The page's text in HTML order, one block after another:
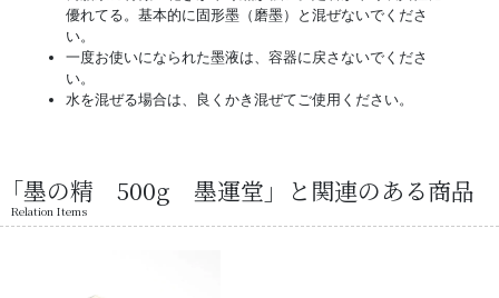
優れてる。基本的に固形墨（磨墨）と混ぜないでくださ
い。
一度お使いになられた墨液は、容器に戻さないでくださ
い。
水を混ぜる場合は、良くかき混ぜてご使用ください。
「墨の精 500g 墨運堂」と関連のある商品
Relation Items